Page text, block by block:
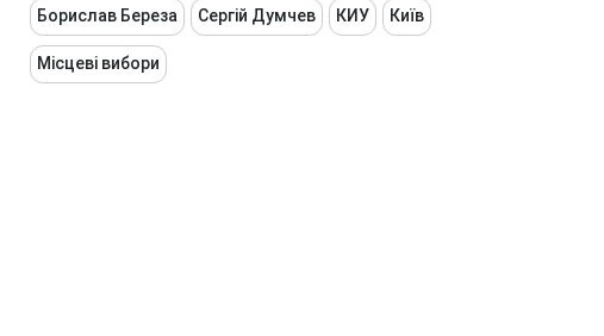
Борислав Береза Сергій Думчев КИУ Київ
Місцеві вибори